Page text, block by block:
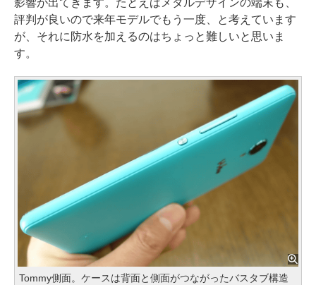
評判が良いので来年モデルでもう一度、と考えています
が、それに防水を加えるのはちょっと難しいと思いま
す。
Tommy側面。ケースは背面と側面がつながったバスタブ構造